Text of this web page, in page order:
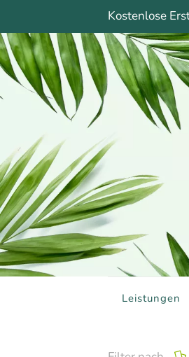
Kostenlose
Leistungen